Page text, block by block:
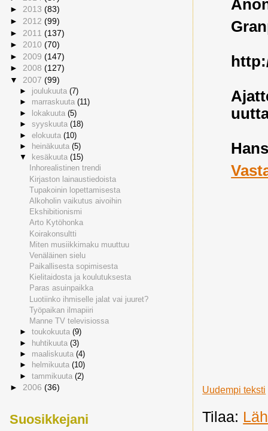
Uudempi teksti
Tilaa:
► 2013 (83)
► 2012 (99)
► 2011 (137)
► 2010 (70)
► 2009 (147)
► 2008 (127)
▼ 2007 (99)
► joulukuuta (7)
► marraskuuta (11)
►
lokakuuta (5)
► syyskuuta (18)
► elokuuta (10)
►
heinäkuuta (5)
▼
kesäkuuta (15)
Inhorealistinen trendi
Kirjaston lainaustiedoista
Tupakoinin lopettamisesta
Alkoholin vaikutus aivoihin
Ekshibitionismi
Arto Kytöhonka
Koirakonsultti
Miten musiikkimaku muuttuu
Venäläinen sielu
Paikallisesta sopimisesta
Kielitaidosta ja koulutuksesta
Paras asuinpaikka
Luotiinko ihmiselle jalat vai juuret?
Työpaikan ilmapiiri
Manne TV televisiossa
► toukokuuta (9)
►
huhtikuuta (3)
► maaliskuuta (4)
►
helmikuuta (10)
► tammikuuta (2)
► 2006 (36)
Suosikkejani